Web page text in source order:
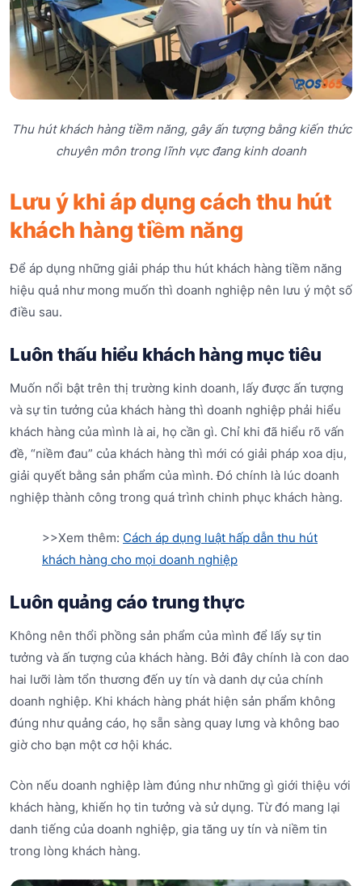
Thu hút khách hàng tiềm năng, gây ấn tượng bằng kiến thức
chuyên môn trong lĩnh vực đang kinh doanh
Lưu ý khi áp dụng cách thu hút
khách hàng tiềm năng
Để áp dụng những giải pháp thu hút khách hàng tiềm năng
hiệu quả như mong muốn thì doanh nghiệp nên lưu ý một số
điều sau.
Luôn thấu hiểu khách hàng mục tiêu
Muốn nổi bật trên thị trường kinh doanh, lấy được ấn tượng
và sự tin tưởng của khách hàng thì doanh nghiệp phải hiểu
khách hàng của mình là ai, họ cần gì. Chỉ khi đã hiểu rõ vấn
đề, “niềm đau” của khách hàng thì mới có giải pháp xoa dịu,
giải quyết bằng sản phẩm của mình. Đó chính là lúc doanh
nghiệp thành công trong quá trình chinh phục khách hàng.
>>Xem thêm: Cách áp dụng luật hấp dẫn thu hút
khách hàng cho mọi doanh nghiệp
Luôn quảng cáo trung thực
Không nên thổi phồng sản phẩm của mình để lấy sự tin
tưởng và ấn tượng của khách hàng. Bởi đây chính là con dao
hai lưỡi làm tổn thương đến uy tín và danh dự của chính
doanh nghiệp. Khi khách hàng phát hiện sản phẩm không
đúng như quảng cáo, họ sẵn sàng quay lưng và không bao
giờ cho bạn một cơ hội khác.
Còn nếu doanh nghiệp làm đúng như những gì giới thiệu với
khách hàng, khiến họ tin tưởng và sử dụng. Từ đó mang lại
danh tiếng của doanh nghiệp, gia tăng uy tín và niềm tin
trong lòng khách hàng.